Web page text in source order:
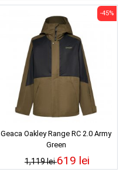
Geaca Oakley Range RC 2.0 Army
Green
1,119 lei
-45%
619 lei